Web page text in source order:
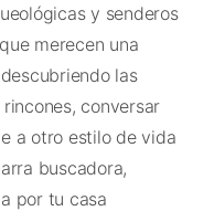
y senderos
merecen una
las
conversar
a otro estilo de vida
buscadora,
por tu casa